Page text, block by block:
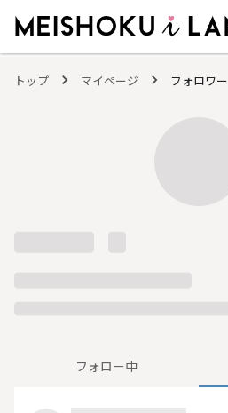
トップ マイページ フォロワー
フォロー中